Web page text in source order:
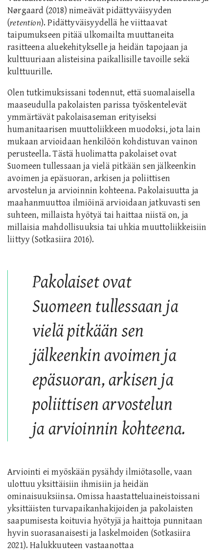
Nørgaard (2018) nimeävät pidättyväisyyden
(retention). Pidättyväisyydellä he viittaavat
taipumukseen pitää ulkomailta muuttaneita
rasitteena aluekehitykselle ja heidän tapojaan ja
kulttuuriaan alisteisina paikallisille tavoille sekä
kulttuurille.
Olen tutkimuksissani todennut, että suomalaisella
maaseudulla pakolaisten parissa työskentelevät
ymmärtävät pakolaisaseman erityiseksi
humanitaarisen muuttoliikkeen muodoksi, jota lain
mukaan arvioidaan henkilöön kohdistuvan vainon
perusteella. Tästä huolimatta pakolaiset ovat
Suomeen tullessaan ja vielä pitkään sen jälkeenkin
avoimen ja epäsuoran, arkisen ja poliittisen
arvostelun ja arvioinnin kohteena. Pakolaisuutta ja
maahanmuuttoa ilmiöinä arvioidaan jatkuvasti sen
suhteen, millaista hyötyä tai haittaa niistä on, ja
millaisia mahdollisuuksia tai uhkia muuttoliikkeisiin
liittyy (Sotkasiira 2016).
Pakolaiset ovat
Suomeen tullessaan ja
vielä pitkään sen
jälkeenkin avoimen ja
epäsuoran, arkisen ja
poliittisen arvostelun
ja arvioinnin kohteena.
Arviointi ei myöskään pysähdy ilmiötasolle, vaan
ulottuu yksittäisiin ihmisiin ja heidän
ominaisuuksiinsa. Omissa haastatteluaineistoissani
yksittäisten turvapaikanhakijoiden ja pakolaisten
saapumisesta koituvia hyötyjä ja haittoja punnitaan
hyvin suorasanaisesti ja laskelmoiden (Sotkasiira
2021). Halukkuuteen vastaanottaa